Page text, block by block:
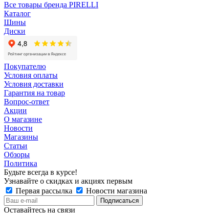
Все товары бренда PIRELLI
Каталог
Шины
Диски
Покупателю
Условия оплаты
Условия доставки
Гарантия на товар
Вопрос-ответ
Акции
О магазине
Новости
Магазины
Статьи
Обзоры
Политика
Будьте всегда в курсе!
Узнавайте о скидках и акциях первым
Первая рассылка
Новости магазина
Оставайтесь на связи